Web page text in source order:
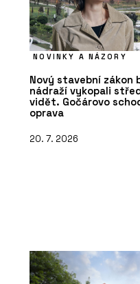
NOVINKY A NÁZORY
Nový stavební zákon
nádraží vykopali
vidět. Gočárovo
oprava
20. 7. 2026